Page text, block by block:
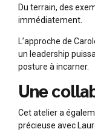
Du terrain, des
immédiatement.
L’approche de
un leadership
posture à incarner.
Une
Cet atelier a
précieuse avec